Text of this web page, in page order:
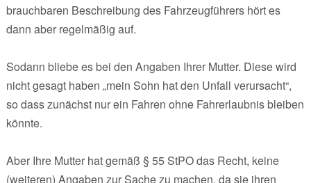
brauchbaren Beschreibung des Fahrzeugführers hört es
dann aber regelmäßig auf.
Sodann bliebe es bei den Angaben Ihrer Mutter. Diese wird
nicht gesagt haben „mein Sohn hat den Unfall verursacht“,
so dass zunächst nur ein Fahren ohne Fahrerlaubnis bleiben
könnte.
Aber Ihre Mutter hat gemäß § 55 StPO das Recht, keine
(weiteren) Angaben zur Sache zu machen, da sie ihren